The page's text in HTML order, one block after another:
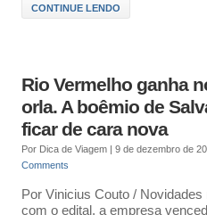
CONTINUE LENDO
Rio Vermelho ganha
orla. A boêmio de
ficar de cara nova
Por Dica de Viagem| 9 de dezembro de
Comments
Por Vinicius Couto /
com o edital, a empresa